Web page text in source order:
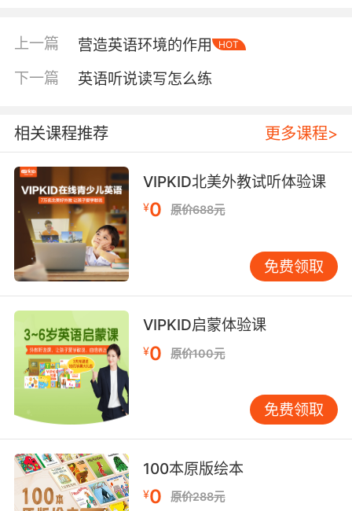
测接下来的情节。这种没有压力的氛围，反而能
让孩子更放松地沉浸在语言环境中。 分级阅读：
找到孩子的“最近发展区” 许多家长问：“我该给孩
子选什么书？”我的回答通常是：选择适合孩子当
中的一个概念，指的是孩子现有水平和在他人帮
助下能达到的水平之间的差距。好的分级阅读体
系正是基于这个原理设计的，它能确保孩子读的
书既不会因为太难而挫伤信心，也不会因为太简
单而失去挑战。 在选择分级读物时，建议家长关
注“可理解性输入”原则。简单来说，就是孩子读
的书，生词量控制在5%左右。这样，孩子既能借
助上下文猜测新词的意思，又不会因为生词过多
而卡住。市面上有许多优秀的分级阅读体系，它
们都有清晰的级别划分，家长可根据孩子的实际
水平进行选择。 不同年龄段的阅读训练侧重点 阅
读训练需要根据孩子的认知发展阶段进行调整，
不能“一刀切”。 对于3-6岁的启蒙阶段孩子，核
心是“听读结合”和“建立音素意识”。这个阶段，孩
子可能还不认识多少单词，但可以通过“听”来理
解故事。家长可以多给孩子播放原版音频，同时
指着书上的图画和文字，帮助孩子建立“音”与“形”
的初步联系。建议多使用韵律感强的绘本，让孩
子在节奏和韵律中感受英语的趣味。 7-12岁的小
上一篇 营造英语环境的作用 HOT
下一篇 英语听说读写怎么练
相关课程推荐 更多课程>
VIPKID北美外教试听体验课
¥0 原价688元
免费领取
VIPKID启蒙体验课
¥0 原价100元
免费领取
100本原版绘本
¥0 原价288元